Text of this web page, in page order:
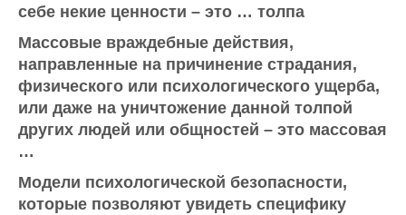
себе некие ценности – это … толпа
Массовые враждебные действия,
направленные на причинение страдания,
физического или психологического ущерба,
или даже на уничтожение данной толпой
других людей или общностей – это массовая
…
Модели психологической безопасности,
которые позволяют увидеть специфику